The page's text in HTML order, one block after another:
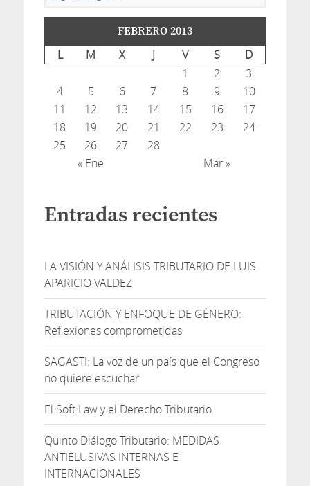
FEBRERO 2013
L M X J V S D
« Ene Mar »
1 2
3
4
5 6 7 8 9
10
11
12 13 14 15 16
17
18
19 20 21 22 23
24
25
26 27 28
Entradas recientes
LA VISIÓN Y ANÁLISIS TRIBUTARIO DE LUIS
APARICIO VALDEZ
TRIBUTACIÓN Y ENFOQUE DE GÉNERO:
Reflexiones comprometidas
SAGASTI: La voz de un país que el Congreso
no quiere escuchar
El Soft Law y el Derecho Tributario
Quinto Diálogo Tributario: MEDIDAS
ANTIELUSIVAS INTERNAS E
INTERNACIONALES